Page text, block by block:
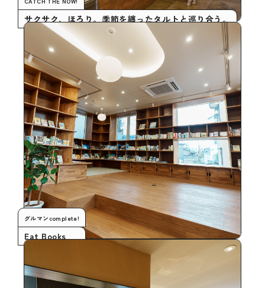
サクサク、ほろり。季節を纏ったタルトと巡り合う。
グルマンcomplete!
Eat Books